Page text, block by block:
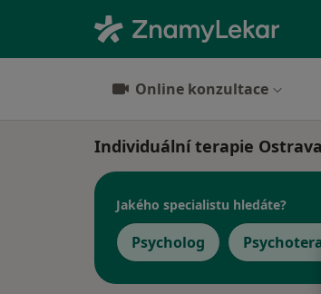
Online konzultace
Individuální terapie Ostrava
Jakého specialistu hledáte?
Psycholog